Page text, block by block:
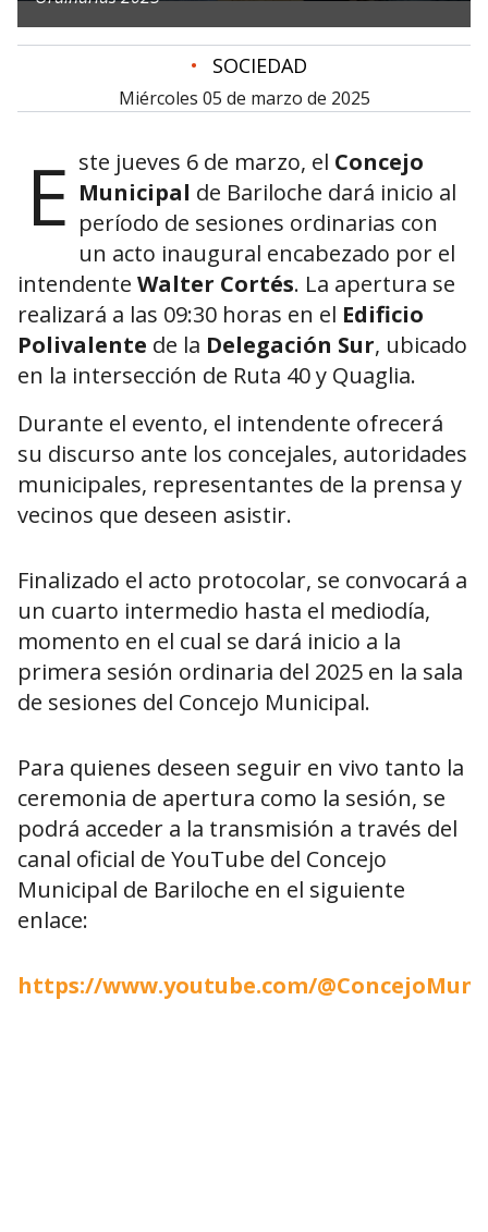
• SOCIEDAD
miércoles 05 de marzo de 2025
E ste jueves 6 de marzo, el Concejo
Municipal de Bariloche dará inicio al
período de sesiones ordinarias con
un acto inaugural encabezado por el
intendente Walter Cortés. La apertura se
realizará a las 09:30 horas en el Edificio
Polivalente de la Delegación Sur, ubicado
en la intersección de Ruta 40 y Quaglia.
Durante el evento, el intendente ofrecerá
su discurso ante los concejales, autoridades
municipales, representantes de la prensa y
vecinos que deseen asistir.
Finalizado el acto protocolar, se convocará a
un cuarto intermedio hasta el mediodía,
momento en el cual se dará inicio a la
primera sesión ordinaria del 2025 en la sala
de sesiones del Concejo Municipal.
Para quienes deseen seguir en vivo tanto la
ceremonia de apertura como la sesión, se
podrá acceder a la transmisión a través del
canal oficial de YouTube del Concejo
Municipal de Bariloche en el siguiente
enlace:
https://www.youtube.com/